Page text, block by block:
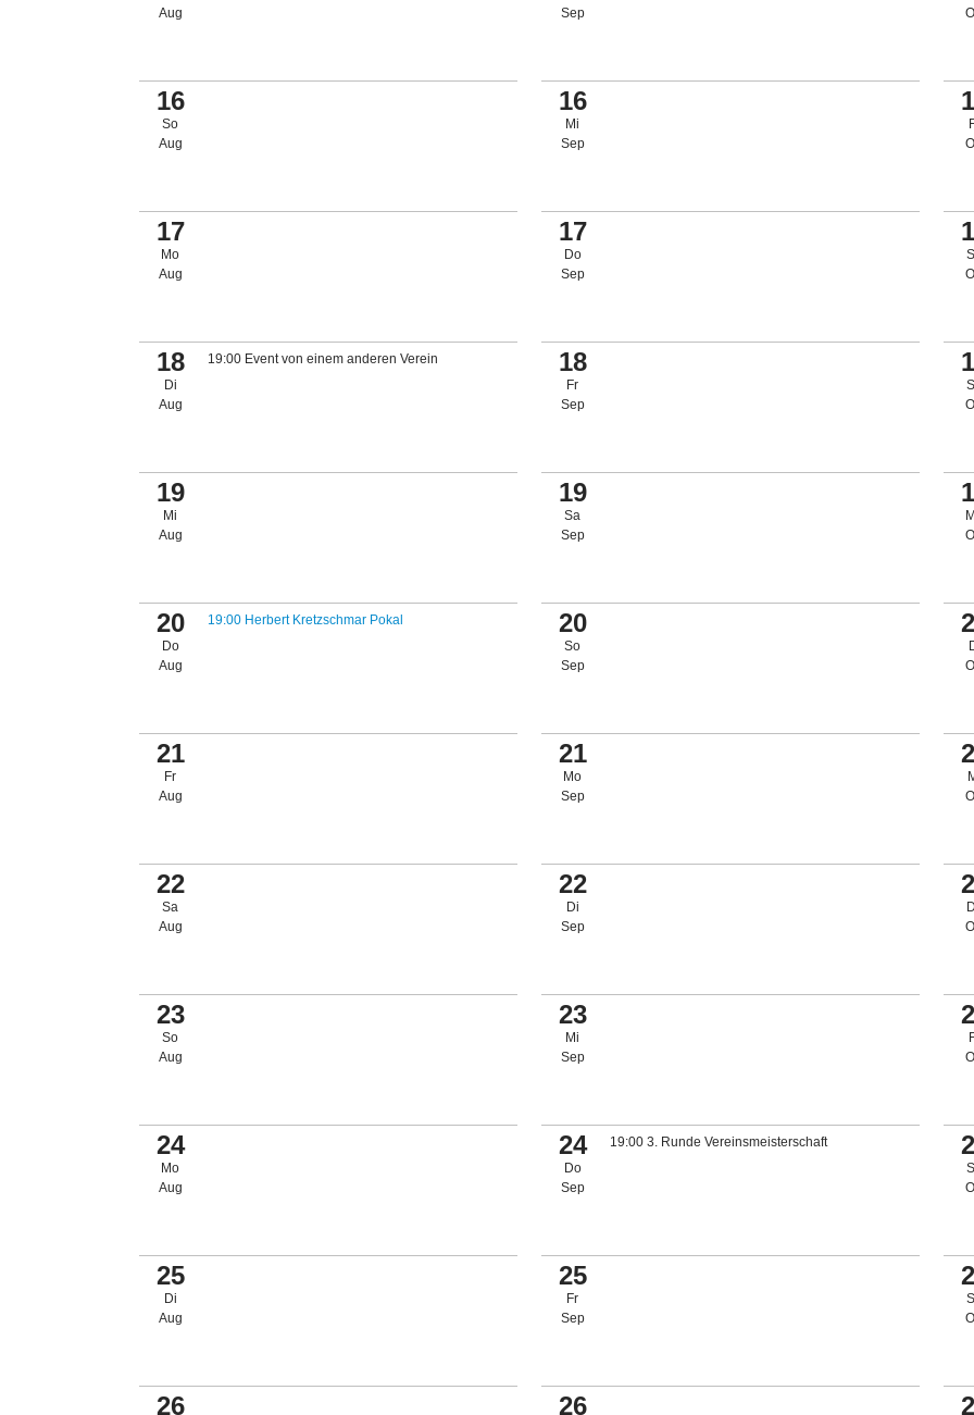
Aug
16
So
Aug
17
Mo
Aug
18
Di
Aug
19:00 Event von einem anderen Verein
19
Mi
Aug
20
Do
Aug
19:00 Herbert Kretzschmar Pokal
21
Fr
Aug
22
Sa
Aug
23
So
Aug
24
Mo
Aug
25
Di
Aug
26
Sep
16
Mi
Sep
17
Do
Sep
18
Fr
Sep
19
Sa
Sep
20
So
Sep
21
Mo
Sep
22
Di
Sep
23
Mi
Sep
24
Do
Sep
19:00 3. Runde Vereinsmeisterschaft
25
Fr
Sep
26